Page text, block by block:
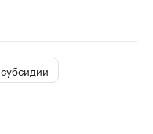
субсидии